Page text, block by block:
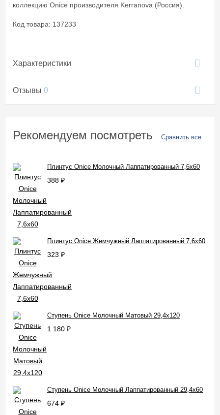
коллекцию Onice производителя Kerranova (Россия).
Код товара: 137233
Характеристики
Отзывы 0
Рекомендуем посмотреть Сравнить все
Плинтус Onice Молочный Лаппатированный 7,6x60
388 ₽
Плинтус Onice Жемчужный Лаппатированный 7,6x60
323 ₽
Ступень Onice Молочный Матовый 29,4x120
1 180 ₽
Ступень Onice Молочный Лаппатированный 29,4x60
674 ₽